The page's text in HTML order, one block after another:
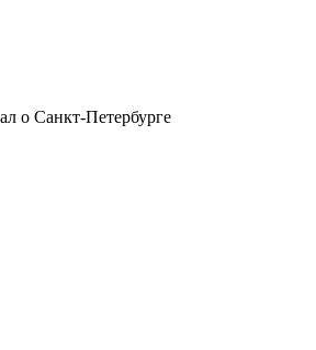
о Санкт-Петербурге